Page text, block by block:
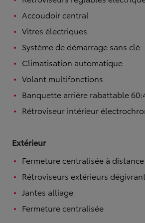
Accoudoir central
Vitres électriques
Système de démarrage sans clé
Climatisation automatique
Volant multifonctions
Banquette arrière rabattable
Rétroviseur intérieur
Extérieur
Fermeture centralisée à distance
Rétroviseurs extérieurs
Jantes alliage
Fermeture centralisée